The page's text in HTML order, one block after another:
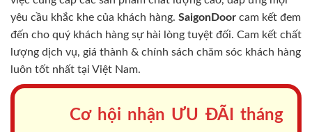
yêu cầu khắc khe của khách hàng. SaigonDoor cam kết đem
đến cho quý khách hàng sự hài lòng tuyệt đối. Cam kết chất
lượng dịch vụ, giá thành & chính sách chăm sóc khách hàng
luôn tốt nhất tại Việt Nam.
Cơ hội nhận ƯU ĐÃI tháng